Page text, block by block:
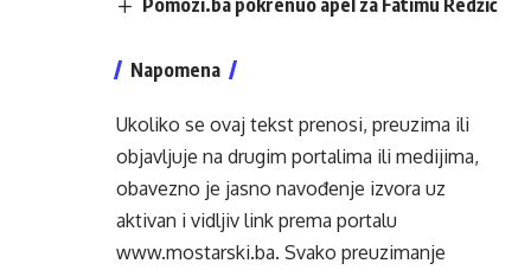
Napomena
Ukoliko se ovaj tekst prenosi, preuzima ili
objavljuje na drugim portalima ili medijima,
obavezno je jasno navođenje izvora uz
aktivan i vidljiv link prema portalu
www.mostarski.ba. Svako preuzimanje